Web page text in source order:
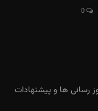
رسانی ها و پیشنهادات